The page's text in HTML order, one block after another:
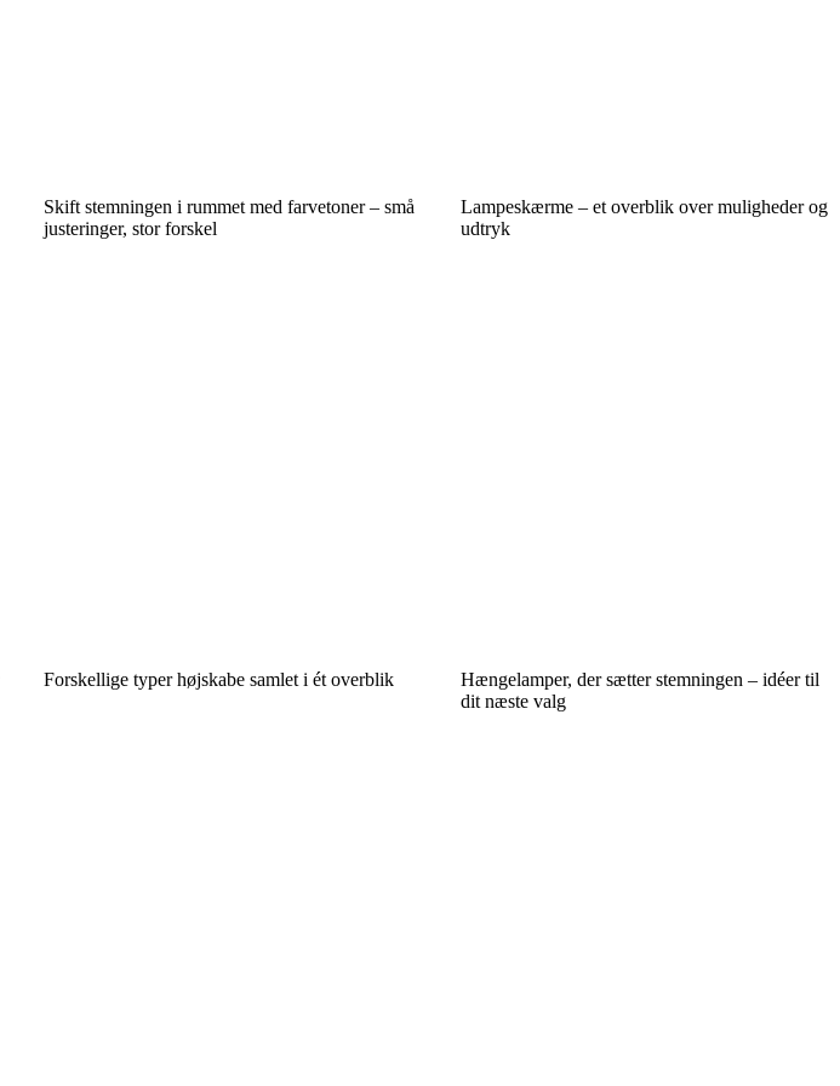
Skift stemningen i rummet med farvetoner – små
justeringer, stor forskel
Lampeskærme – et overblik over muligheder og
udtryk
Forskellige typer højskabe samlet i ét overblik
Hængelamper, der sætter stemningen – idéer til
dit næste valg